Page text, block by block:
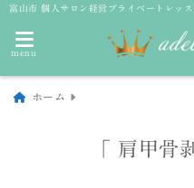
富山市 個人サロン経営プライベートレッス
menu
ホーム
「 肩甲骨